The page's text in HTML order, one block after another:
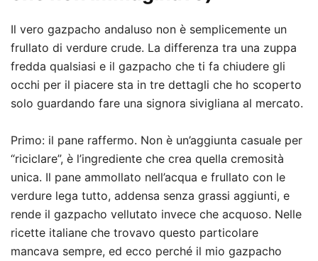
Il vero gazpacho andaluso non è semplicemente un
frullato di verdure crude. La differenza tra una zuppa
fredda qualsiasi e il gazpacho che ti fa chiudere gli
occhi per il piacere sta in tre dettagli che ho scoperto
solo guardando fare una signora sivigliana al mercato.
Primo: il pane raffermo. Non è un’aggiunta casuale per
“riciclare”, è l’ingrediente che crea quella cremosità
unica. Il pane ammollato nell’acqua e frullato con le
verdure lega tutto, addensa senza grassi aggiunti, e
rende il gazpacho vellutato invece che acquoso. Nelle
ricette italiane che trovavo questo particolare
mancava sempre, ed ecco perché il mio gazpacho